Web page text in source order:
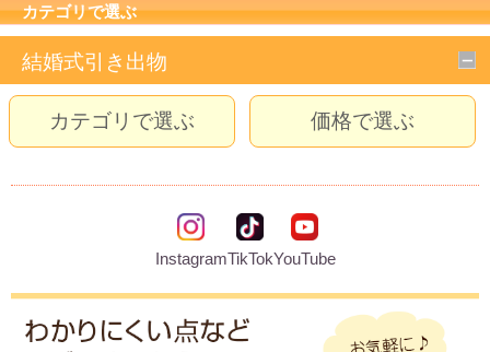
カテゴリで選ぶ
結婚式引き出物
カテゴリで選ぶ 価格で選ぶ
InstagramTikTokYouTube